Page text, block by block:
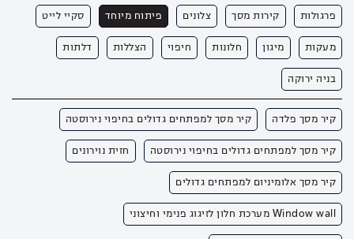
פרגולות קירות מסך צלונים פיתוח מיוחד סקיי לייט
מעקות מיגון חלונות חיפוי הצללות דלתות
בניה ירוקה
קיר מסך פלדה קיר מסך למפתחים גדולים בחיפוי נירוסטה
קיר מסך למפתחים גדולים בחיפוי נירוסטה חזית נוירונים
קיר מסך אלומיניום למפתחים גדולים
Window wall מערכת חלון לזיגוג פנימי וחיצוני